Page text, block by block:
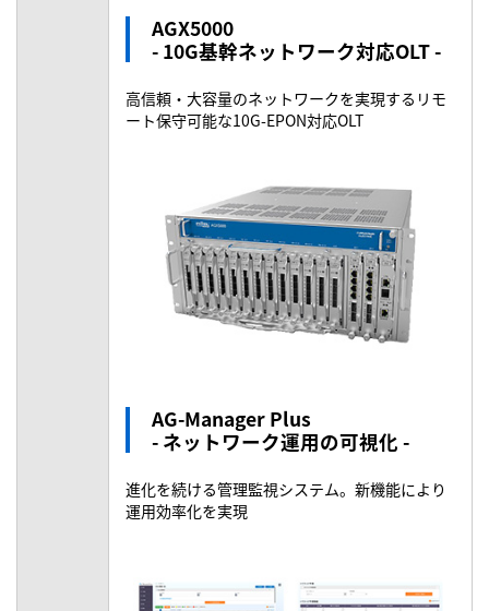
AGX5000
- 10G基幹ネットワーク対応OLT -
高信頼・大容量のネットワークを実現するリモ
ート保守可能な10G-EPON対応OLT
AG-Manager Plus
- ネットワーク運用の可視化 -
進化を続ける管理監視システム。新機能により
運用効率化を実現